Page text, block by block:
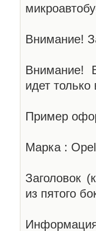
Внимание!
Внимание!
идет только
Пример
Марка : Opel
Заголовок
из пятого